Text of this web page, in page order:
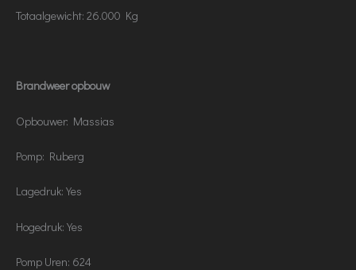
Totaalgewicht: 26.000 Kg
Brandweer opbouw
Opbouwer: Massias
Pomp: Ruberg
Lagedruk: Yes
Hogedruk: Yes
Pomp Uren: 624